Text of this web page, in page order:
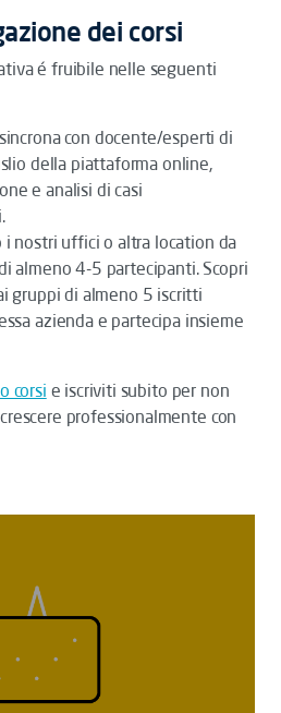
dei corsi
é fruibile nelle seguenti
con docente/esperti di
della piattaforma online,
e analisi di casi
i nostri uffici o altra location da
almeno 4-5 partecipanti. Scopri
gruppi di almeno 5 iscritti
azienda e partecipa insieme
corsi e iscriviti subito per non
professionalmente con